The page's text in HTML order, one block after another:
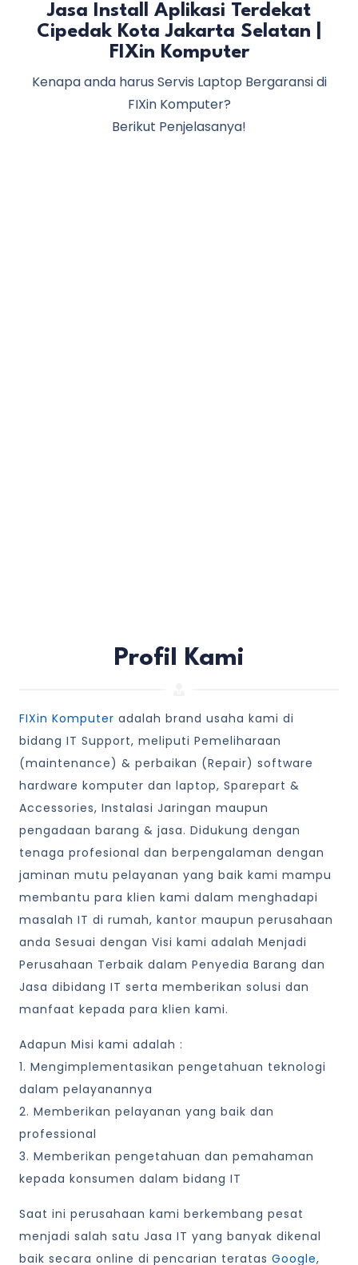
Jasa Install Aplikasi Terdekat
Cipedak Kota Jakarta Selatan |
FIXin Komputer
Kenapa anda harus Servis Laptop Bergaransi di
FIXin Komputer?
Berikut Penjelasanya!
Profil Kami
FIXin Komputer adalah brand usaha kami di
bidang IT Support, meliputi Pemeliharaan
(maintenance) & perbaikan (Repair) software
hardware komputer dan laptop, Sparepart &
Accessories, Instalasi Jaringan maupun
pengadaan barang & jasa. Didukung dengan
tenaga profesional dan berpengalaman dengan
jaminan mutu pelayanan yang baik kami mampu
membantu para klien kami dalam menghadapi
masalah IT di rumah, kantor maupun perusahaan
anda Sesuai dengan Visi kami adalah Menjadi
Perusahaan Terbaik dalam Penyedia Barang dan
Jasa dibidang IT serta memberikan solusi dan
manfaat kepada para klien kami.
Adapun Misi kami adalah :
1. Mengimplementasikan pengetahuan teknologi
dalam pelayanannya
2. Memberikan pelayanan yang baik dan
professional
3. Memberikan pengetahuan dan pemahaman
kepada konsumen dalam bidang IT
Saat ini perusahaan kami berkembang pesat
menjadi salah satu Jasa IT yang banyak dikenal
baik secara online di pencarian teratas Google,